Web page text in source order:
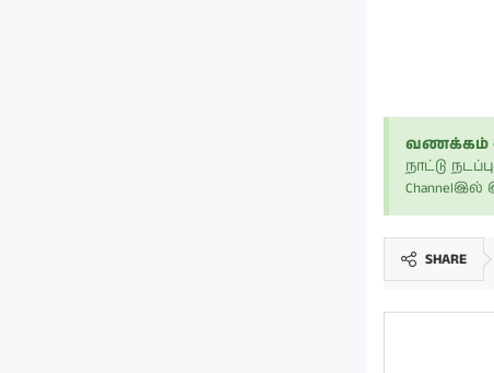
வணக்கம்
நாட்டு
SHARE